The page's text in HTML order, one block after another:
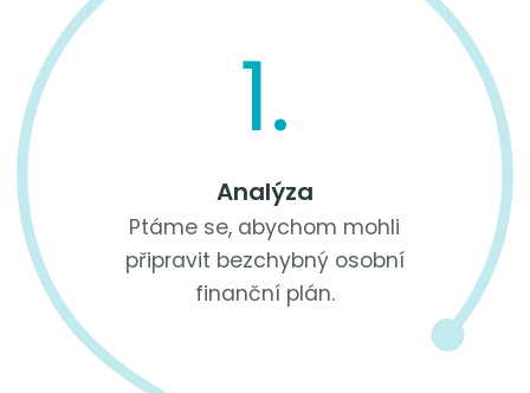
1.
Analýza
Ptáme se, abychom mohli
připravit bezchybný osobní
finanční plán.